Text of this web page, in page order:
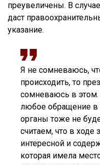
преувеличены. В
даст
указание.
Я не сомневаюсь,
происходить, то
сомневаюсь в
любое обращение в
органы тоже не
считаем, что в ходе
интересной и
которая имела